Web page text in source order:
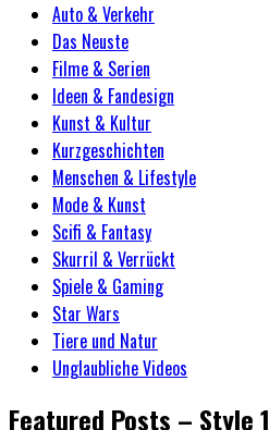
Auto & Verkehr
Das Neuste
Filme & Serien
Ideen & Fandesign
Kunst & Kultur
Kurzgeschichten
Menschen & Lifestyle
Mode & Kunst
Scifi & Fantasy
Skurril & Verrückt
Spiele & Gaming
Star Wars
Tiere und Natur
Unglaubliche Videos
Featured Posts – Style 1